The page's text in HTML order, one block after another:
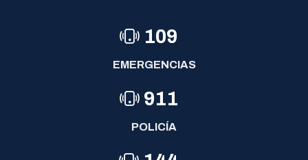
109
EMERGENCIAS
911
POLICÍA